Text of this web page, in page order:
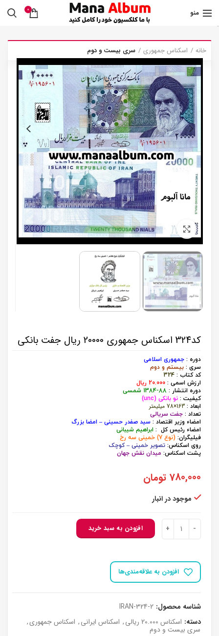
منو 0
.
خانه اسکناس جمهوری سری بیست و دوم
برای بزرگنمایی کلیک کنید
کد324 اسکناس جمهوری 20000 ریال جفت بانکی
دوره : جمهوری اسلامی
سری : بیستم و دوم
کد کتاب : 324
ارزش اسمی :
20.000 ریال
دوره انتشار : 88-1384 شمسی
کیفیت : نو بانکی (unc)
ابعاد : 163×78 میلیمتر
تعداد : جفت سریالی
امضاء وزیر اقتصاد : سید صفدر حسینی – امضا بزرگ
امضاء رئیس کل : ابراهیم شیبانی
فیلیگران: (نوع 7) خمینی سه رخ
روی اسکناس: تصویر خمینی – کوچک
پشت اسکناس: میدان نقش جهان
780,000 تومان
موجود در انبار
کد324 اسکناس جمهوری 20000 ریال جفت بانکی عدد افزودن به سبد خرید
افزودن به علاقه‌مندی‌ها
شناسه محصول: IRAN-324-2
دسته: اسکناس 20.000 ریالی , اسکناس ایرانی, اسکناس جمهوری,
سری بیست و دوم